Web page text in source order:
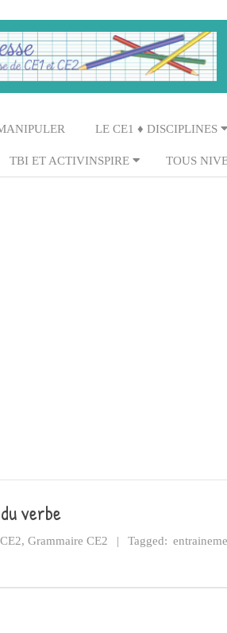
LE CE1 ♦ DISCIPLINES
TBI ET ACTIVINSPIRE TOUS
verbe
, Grammaire CE2 Tagged: